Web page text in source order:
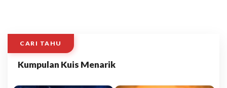
CARI TAHU
Kumpulan Kuis Menarik